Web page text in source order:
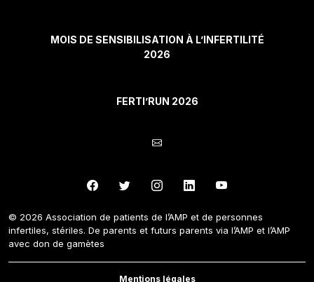
MOIS DE SENSIBILISATION À L’INFERTILITÉ
2026
FERTI’RUN 2026
© 2026 Association de patients de l’AMP et de personnes
infertiles, stériles. De parents et futurs parents via l’AMP et l’AMP
avec don de gamètes
Mentions légales